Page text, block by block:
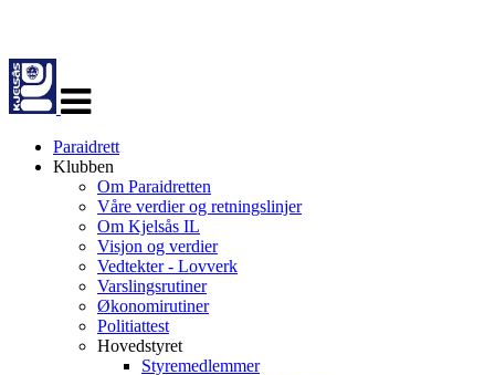
navigasjon
Paraidrett
Klubben
Om Paraidretten
Våre verdier og retningslinjer
Om Kjelsås IL
Visjon og verdier
Vedtekter - Lovverk
Varslingsrutiner
Økonomirutiner
Politiattest
Hovedstyret
Styremedlemmer